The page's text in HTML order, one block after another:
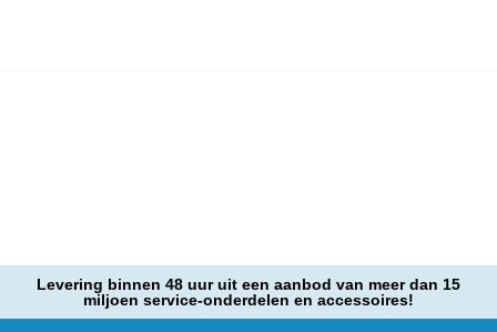
Levering binnen 48 uur uit een aanbod van meer dan 15
miljoen service-onderdelen en accessoires!